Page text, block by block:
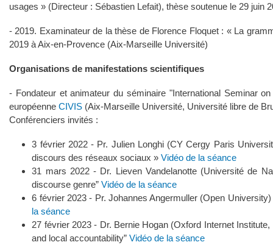
usages » (Directeur : Sébastien Lefait), thèse soutenue le 29 juin
- 2019. Examinateur de la thèse de Florence Floquet : « La
2019 à Aix-en-Provence (Aix-Marseille Université)
Organisations de manifestations scientifiques
- Fondateur et animateur du séminaire "International Seminar
européenne CIVIS (Aix-Marseille Université, Université libre de
Conférenciers invités :
3 février 2022 - Pr. Julien Longhi (CY Cergy Paris
discours des réseaux sociaux »Vidéo de la séance
31 mars 2022 - Dr. Lieven Vandelanotte (Université de
discourse genre”Vidéo de la séance
6 février 2023 - Pr. Johannes Angermuller (Open
la séance
27 février 2023 - Dr. Bernie Hogan (Oxford Internet
and local accountability”Vidéo de la séance